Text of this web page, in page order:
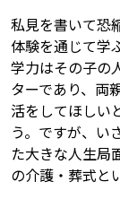
私見を書いて恐
体験を通じて学
学力はその子の
ターであり、両
活をしてほしい
う。ですが、い
た大きな人生局
の介護・葬式と